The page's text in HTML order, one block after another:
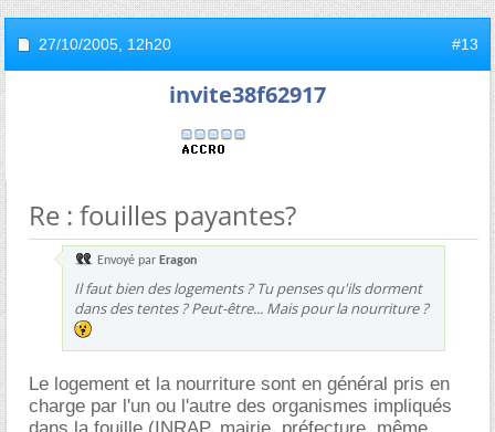
27/10/2005, 12h20 #13
invite38f62917
Re : fouilles payantes?
Envoyé par Eragon
Il faut bien des logements ? Tu penses qu'ils dorment
dans des tentes ? Peut-être... Mais pour la nourriture ?
Le logement et la nourriture sont en général pris en
charge par l'un ou l'autre des organismes impliqués